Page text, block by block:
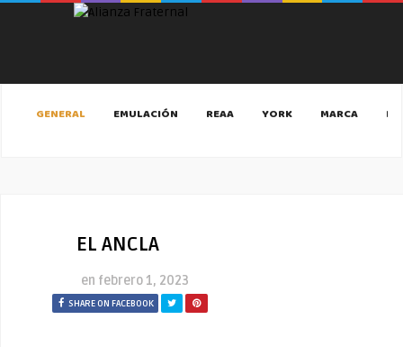
GENERAL EMULACIÓN REAA YORK MARCA
EL ANCLA
en febrero 1, 2023
SHARE ON FACEBOOK